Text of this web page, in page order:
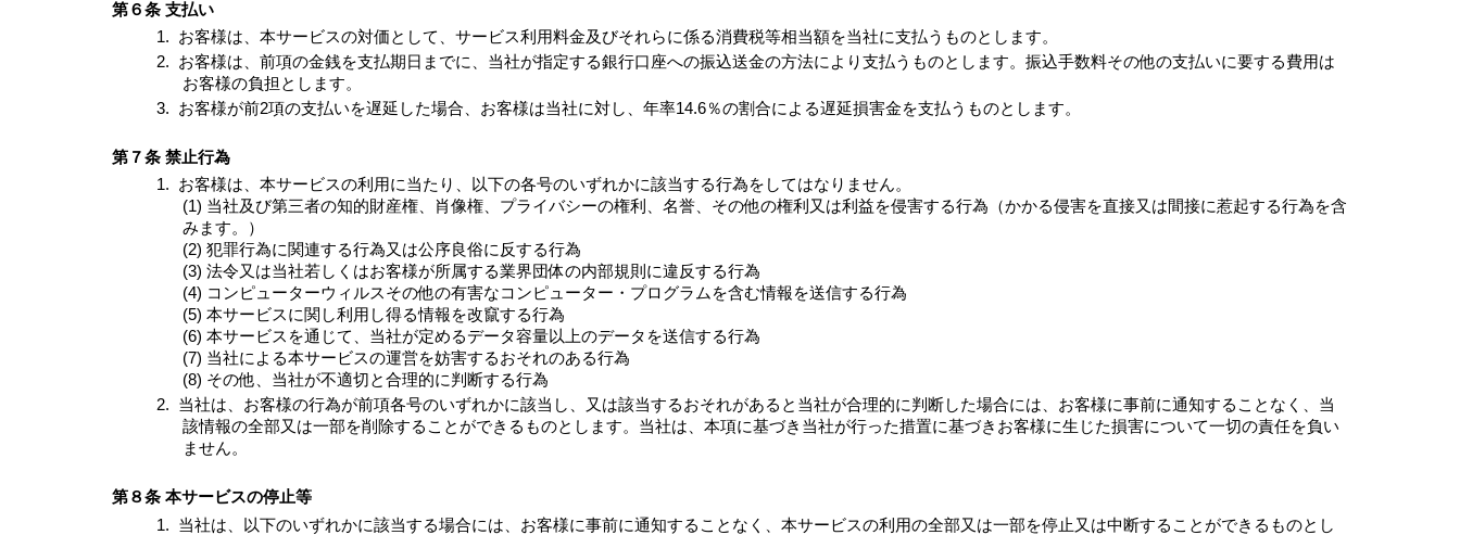
第６条 支払い
1.
お客様は、本サービスの対価として、サービス利用料金及びそれらに係る消費税等相当額を当社に支払うものとします。
2.
お客様は、前項の金銭を支払期日までに、当社が指定する銀行口座への振込送金の方法により支払うものとします。振込手数料その他の支払いに要する費用は
お客様の負担とします。
3.
お客様が前2項の支払いを遅延した場合、お客様は当社に対し、年率14.6％の割合による遅延損害金を支払うものとします。
第７条 禁止行為
1.
お客様は、本サービスの利用に当たり、以下の各号のいずれかに該当する行為をしてはなりません。
(1) 当社及び第三者の知的財産権、肖像権、プライバシーの権利、名誉、その他の権利又は利益を侵害する行為（かかる侵害を直接又は間接に惹起する行為を含
みます。）
(2) 犯罪行為に関連する行為又は公序良俗に反する行為
(3) 法令又は当社若しくはお客様が所属する業界団体の内部規則に違反する行為
(4) コンピューターウィルスその他の有害なコンピューター・プログラムを含む情報を送信する行為
(5) 本サービスに関し利用し得る情報を改竄する行為
(6) 本サービスを通じて、当社が定めるデータ容量以上のデータを送信する行為
(7) 当社による本サービスの運営を妨害するおそれのある行為
(8) その他、当社が不適切と合理的に判断する行為
2.
当社は、お客様の行為が前項各号のいずれかに該当し、又は該当するおそれがあると当社が合理的に判断した場合には、お客様に事前に通知することなく、当
該情報の全部又は一部を削除することができるものとします。当社は、本項に基づき当社が行った措置に基づきお客様に生じた損害について一切の責任を負い
ません。
第８条 本サービスの停止等
1.
当社は、以下のいずれかに該当する場合には、お客様に事前に通知することなく、本サービスの利用の全部又は一部を停止又は中断することができるものとし